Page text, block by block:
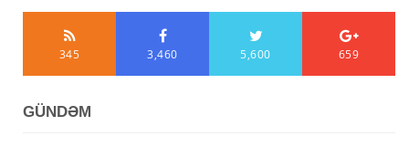
345 3,460 5,600 659
GÜNDƏM